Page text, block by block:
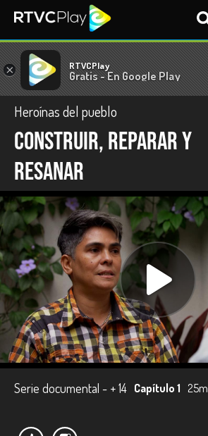
× RTVCPlay
Gratis - En Google Play
Heroínas del pueblo
Construir, reparar y
resanar
Serie documental - + 14 Capítulo 1 25m